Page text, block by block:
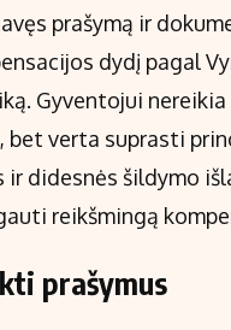
prašymą ir
dydį pagal
Gyventojui nereikia
verta suprasti
ir didesnės šildymo
reikšmingą
prašymus